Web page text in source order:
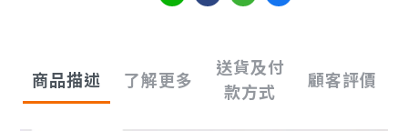
商品描述 了解更多
送貨及付
款方式
顧客評價